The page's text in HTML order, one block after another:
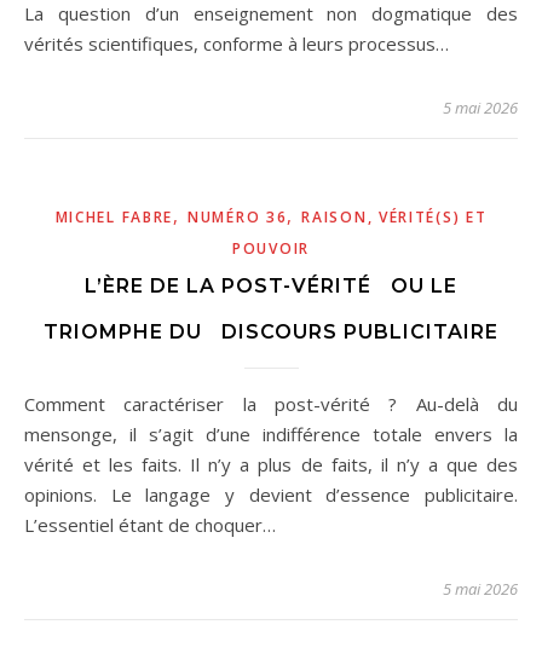
La question d’un enseignement non dogmatique des
vérités scientifiques, conforme à leurs processus…
5 mai 2026
MICHEL FABRE,NUMÉRO 36,RAISON, VÉRITÉ(S) ET
POUVOIR
L’ÈRE DE LA POST-VÉRITÉ OU LE
TRIOMPHE DU DISCOURS PUBLICITAIRE
Comment caractériser la post-vérité ? Au-delà du
mensonge, il s’agit d’une indifférence totale envers la
vérité et les faits. Il n’y a plus de faits, il n’y a que des
opinions. Le langage y devient d’essence publicitaire.
L’essentiel étant de choquer…
5 mai 2026